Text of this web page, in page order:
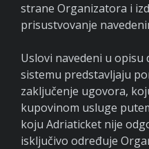
strane Organizatora i
prisustvovanje
Uslovi navedeni u opisu
sistemu predstavljaju
zaključenje ugovora,
kupovinom usluge
koju Adriaticket nije
isključivo određuje